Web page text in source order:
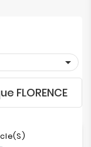

FLORENCE